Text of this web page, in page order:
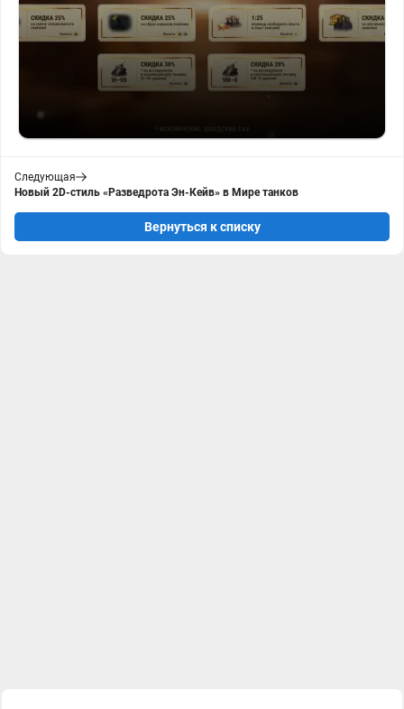
Следующая
Новый 2D-стиль «Разведрота Эн-Кейв» в Мире танков
Вернуться к списку